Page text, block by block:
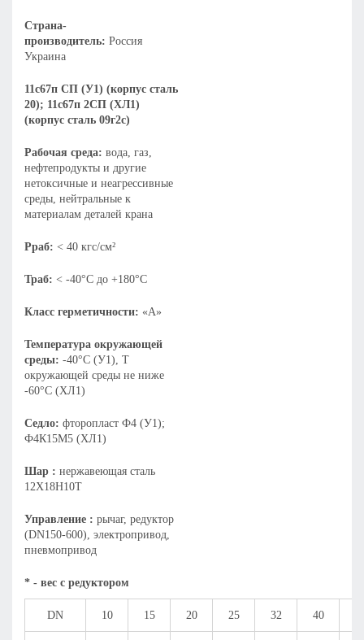
Страна-
производитель: Россия
Украина
11с67п СП (У1) (корпус сталь
20); 11с67п 2СП (ХЛ1)
(корпус сталь 09г2с)
Рабочая среда: вода, газ,
нефтепродукты и другие
нетоксичные и неагрессивные
среды, нейтральные к
материалам деталей крана
Рраб: < 40 кгс/см²
Траб: < -40°С до +180°С
Класс герметичности: «А»
Температура окружающей
среды: -40°С (У1), Т
окружающей среды не ниже
-60°С (ХЛ1)
Седло: фторопласт Ф4 (У1);
Ф4К15М5 (ХЛ1)
Шар : нержавеющая сталь
12Х18Н10Т
Управление : рычаг, редуктор
(DN150-600), электропривод,
пневмопривод
* - вес с редуктором
DN 10 15 20 25 32 40